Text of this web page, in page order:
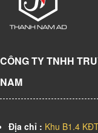
CÔNG TY TNHH
NAM
Địa chỉ : Khu B1.4